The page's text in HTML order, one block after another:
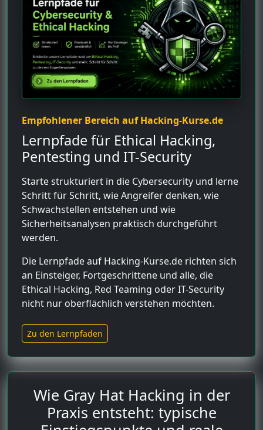
Empfohlener Bereich auf Hacking-Kurse.de
Lernpfade für Ethical Hacking,
Pentesting und IT-Security
Starte strukturiert in die Cybersecurity und lerne
Schritt für Schritt, wie Angreifer denken, wie
Schwachstellen entstehen und wie
Sicherheitsanalysen praktisch durchgeführt
werden.
Die Lernpfade auf Hacking-Kurse.de richten sich
an Einsteiger, Fortgeschrittene und alle, die
Ethical Hacking, Red Teaming oder IT-Security
nicht nur oberflächlich verstehen möchten.
Zu den Lernpfaden
Wie Gray Hat Hacking in der
Praxis entsteht: typische